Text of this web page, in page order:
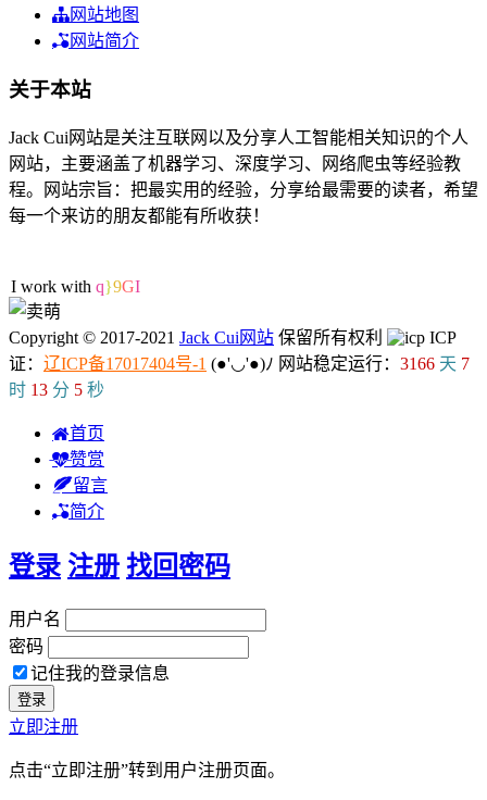
网站地图
网站简介
关于本站
Jack Cui网站是关注互联网以及分享人工智能相关知识的个人
网站，主要涵盖了机器学习、深度学习、网络爬虫等经验教
程。网站宗旨：把最实用的经验，分享给最需要的读者，希望
每一个来访的朋友都能有所收获！
I work with Sp^9Y
Copyright © 2017-2021 Jack Cui网站 保留所有权利
ICP
证： 辽ICP备17017404号-1 (●'◡'●)ﾉ 网站稳定运行： 3166 天 7
时 13 分 6 秒
首页
赞赏
留言
简介
登录 注册 找回密码
用户名
密码
记住我的登录信息
立即注册
点击“立即注册”转到用户注册页面。